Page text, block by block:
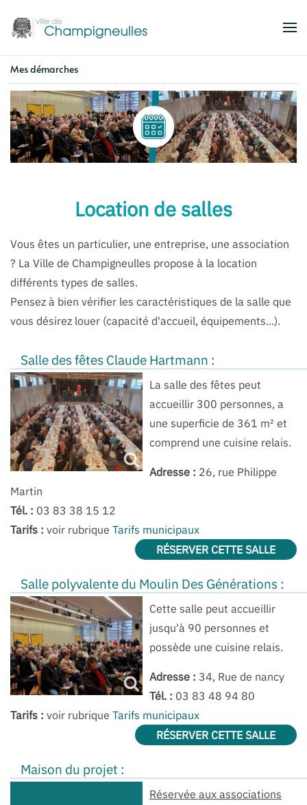
Accéder au contenu principal
Mes démarches
Location de salles
Vous êtes un particulier, une entreprise, une association
? La Ville de Champigneulles propose à la location
différents types de salles.
Pensez à bien vérifier les caractéristiques de la salle que
vous désirez louer (capacité d'accueil, équipements...).
Salle des fêtes Claude Hartmann :
La salle des fêtes peut
accueillir 300 personnes, a
une superficie de 361 m² et
comprend une cuisine relais.
Adresse : 26, rue Philippe
Martin
Tél. : 03 83 38 15 12
Tarifs : voir rubrique Tarifs municipaux
RÉSERVER CETTE SALLE
Salle polyvalente du Moulin Des Générations :
Cette salle peut accueillir
jusqu'à 90 personnes et
possède une cuisine relais.
Adresse : 34, Rue de nancy
Tél. : 03 83 48 94 80
Tarifs : voir rubrique Tarifs municipaux
RÉSERVER CETTE SALLE
Maison du projet :
Réservée aux associations